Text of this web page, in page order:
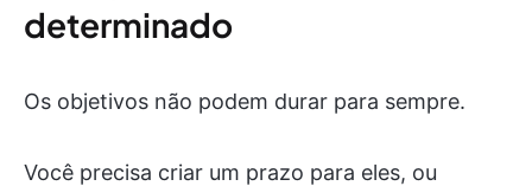
determinado
Os objetivos não podem durar para sempre.
Você precisa criar um prazo para eles, ou